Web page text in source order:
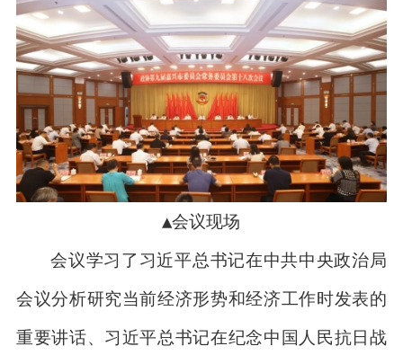
▲会议现场
会议学习了习近平总书记在中共中央政治局
会议分析研究当前经济形势和经济工作时发表的
重要讲话、习近平总书记在纪念中国人民抗日战